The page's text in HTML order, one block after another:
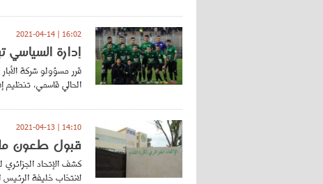
16:02 | 2021-04-14
إدارة السياسي
قرر مسؤولو شركة
الحالي قاسمي، تنظيم
14:10 | 2021-04-13
قبول طعون
كشف الإتحاد
لانتخاب خليفة